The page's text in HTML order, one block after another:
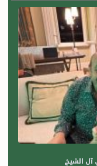
آل الشيخ